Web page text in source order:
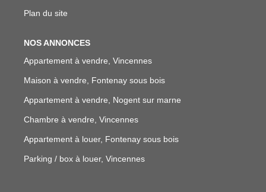
Plan du site
NOS ANNONCES
Appartement à vendre, Vincennes
Maison à vendre, Fontenay sous bois
Appartement à vendre, Nogent sur marne
Chambre à vendre, Vincennes
Appartement à louer, Fontenay sous bois
Parking / box à louer, Vincennes